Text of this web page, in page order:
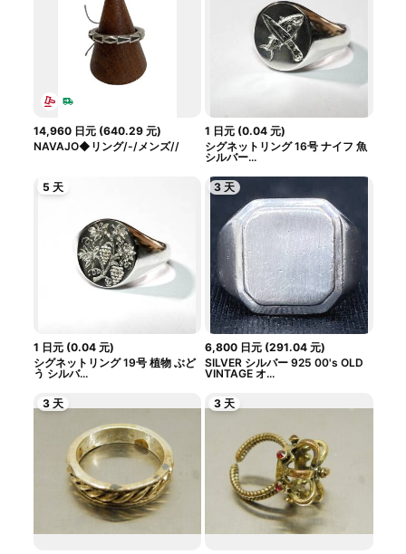
14,960 日元(640.29 元)
NAVAJO◆リング/-/メンズ//
1 日元 (0.04 元)
シグネットリング 16号 ナイフ 魚
シルバー...
5 天
1 日元(0.04 元)
シグネットリング 19号 植物 ぶど
う シルバ...
3 天
6,800 日元 (291.04 元)
SILVER シルバー 925 00's OLD
VINTAGE オ...
3 天 3 天